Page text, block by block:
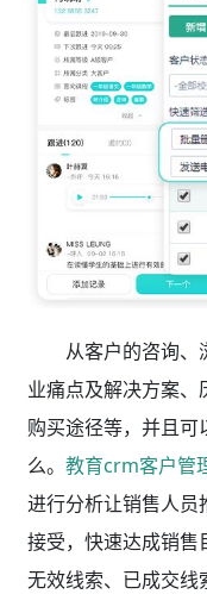
从客户的咨询、
业痛点及解决方案、
购买途径等，并且
么。 教育crm客户管
进行分析让销售人员
接受，快速达成销售
无效线索、已成交线